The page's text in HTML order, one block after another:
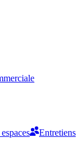
Entretiens